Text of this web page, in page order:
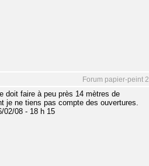
Forum papier-peint 2
doit faire à peu près 14 mètres de
je ne tiens pas compte des ouvertures.
02/08 - 18 h 15